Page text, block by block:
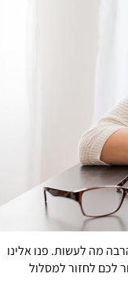
מה לעשות. פנו אלינו
לכם לחזור למסלול